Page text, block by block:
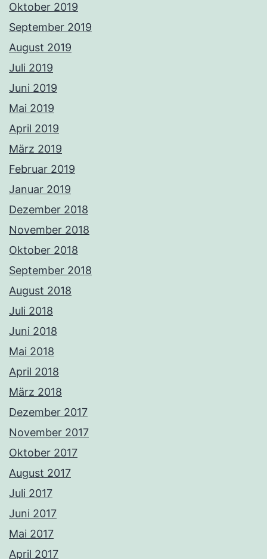
Oktober 2019
September 2019
August 2019
Juli 2019
Juni 2019
Mai 2019
April 2019
März 2019
Februar 2019
Januar 2019
Dezember 2018
November 2018
Oktober 2018
September 2018
August 2018
Juli 2018
Juni 2018
Mai 2018
April 2018
März 2018
Dezember 2017
November 2017
Oktober 2017
August 2017
Juli 2017
Juni 2017
Mai 2017
April 2017